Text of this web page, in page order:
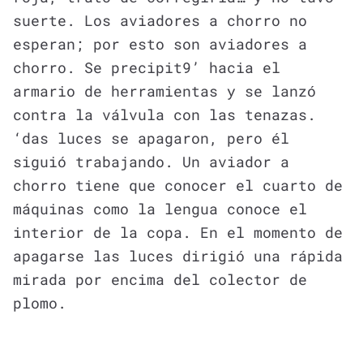
suerte. Los aviadores a chorro no
esperan; por esto son aviadores a
chorro. Se precipit9’ hacia el
armario de herramientas y se lanzó
contra la válvula con las tenazas.
‘das luces se apagaron, pero él
siguió trabajando. Un aviador a
chorro tiene que conocer el cuarto de
máquinas como la lengua conoce el
interior de la copa. En el momento de
apagarse las luces dirigió una rápida
mirada por encima del colector de
plomo.